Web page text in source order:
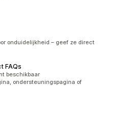
onduidelijkheid – geef ze direct
FAQs
beschikbaar
ondersteuningspagina of